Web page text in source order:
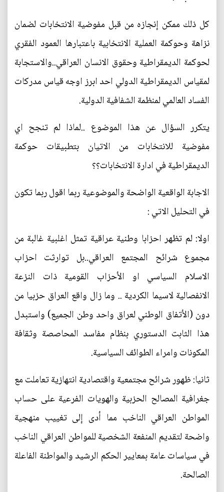
كل ذلك ممكن إنجازه من قبل مفوضية الانتخابات لضمان
نزاهة وحوكمة العملية الانتخابية باعتبارها العمود الفقري
لحوكمة الديمقراطية وحقوق الانسان العراقي..والاستجابة
لمقياس الديمقراطية الدولي احد ابرز اوجه قياس مدركات
الفساد العالمي لمنظمة الشفافية الدولية.
يتكرر السؤال عن هذا الموضوع ..لماذا لم تنجح اي
مفوضية للانتخابات من الاتيان بتطبيقات حوكمة
الديمقراطية في ادارة الانتخابات؟؟
الاجابة الواقعية الواضحة والموضوعية ربما اقول ربما تكون
في التحليل الاتي :
اولا: لم تظهر احزابا وطنية عراقية تمثل اغلبية غالبة من
مجموع شرائح المجتمع العراقي..بل توارثت احزاب
الاسلام السياسي او الأحزاب القومية ذات النزعة
الانفصالية لاسيما الكردية .. وما زال واقع العراق حزبيا من
دون (الأتفاق الوطني لعراق واحد وطن الجميع) واستبدل
هذا الثابت الدستوري بنظام مفاسد المحاصصة وثقافة
المكونات وامراء الطوائف السياسية.
ثانيا: ظهور شرائح مجتمعية واقتصادية انتهازية تعاملت مع
جغرافية المصالح الحزبية والهويات الفرعية على حساب
المواطن العراقي الناخب مما أدى إلى تغييب منهجية
واضحة لتقديم المنفعة الشخصية للمواطن العراقي الناخب
في سياسات عامة بمعايير الحكم الرشيد والمواطنة الفاعلة
الصالحة.